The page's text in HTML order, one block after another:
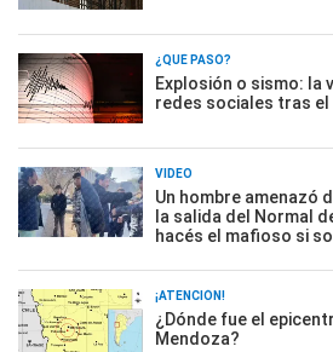
¿QUÉ PASÓ?
Explosión o sismo: la
redes sociales tras
VIDEO
Un hombre amenazó
la salida del Normal
hacés el mafioso si
¡ATENCIÓN!
¿Dónde fue el
Mendoza?